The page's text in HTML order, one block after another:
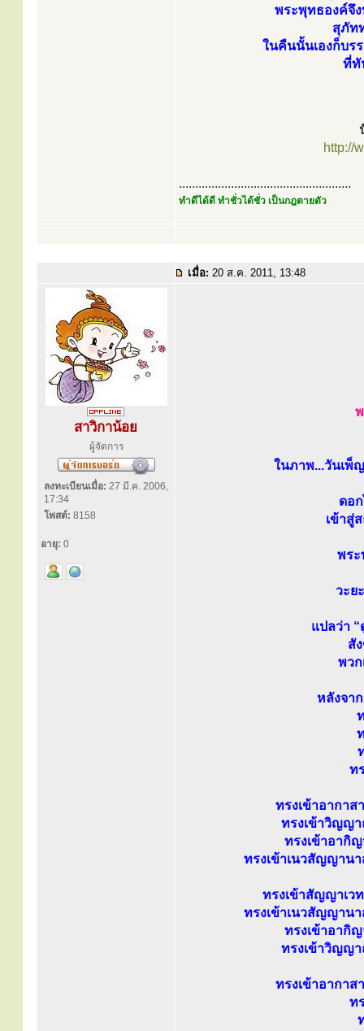
พระพุทธองค์จึ
สุภัท
ในคืนนั้นเองก็บร
ที่ทั
http://
.....................................................
ทำดีได้ดี ทำชั่วได้ชั่ว เป็นกฎตายตัว
เมื่อ: 20 ส.ค. 2011, 13:48
สาวิกาน้อย
ผู้จัดการ
ลงทะเบียนเมื่อ: 27 มี.ค. 2006,
17:34
โพสต์: 8158
อายุ: 0
ในภาพ...วันเพ็
ดอ
เข้าสู่
พระ
วะย
แปลว่า
สั
พวก
หลังจา
ท
ทรงเข้าอากา
ทรงเข้าวิญญ
ทรงเข้าอากิ
ทรงเข้าเนวสัญญา
ทรงเข้าสัญญาเว
ทรงเข้าเนวสัญญา
ทรงเข้าอากิ
ทรงเข้าวิญญ
ทรงเข้าอากา
ท